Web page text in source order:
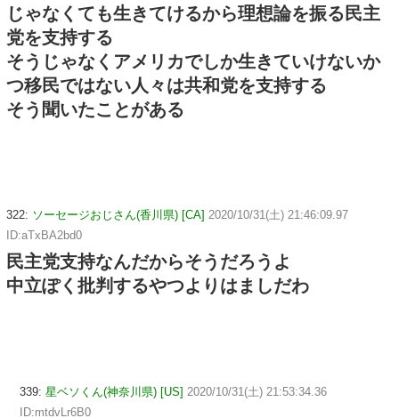
じゃなくても生きてけるから理想論を振る民主
党を支持する
そうじゃなくアメリカでしか生きていけないか
つ移民ではない人々は共和党を支持する
そう聞いたことがある
322: ソーセージおじさん(香川県) [CA] 2020/10/31(土) 21:46:09.97
ID:aTxBA2bd0
民主党支持なんだからそうだろうよ
中立ぽく批判するやつよりはましだわ
339: 星ベソくん(神奈川県) [US] 2020/10/31(土) 21:53:34.36
ID:mtdvLr6B0